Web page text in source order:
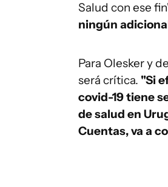
Salud con ese
ningún
Para Olesker y
será crítica. "Si
covid-19 tiene
de salud en
Cuentas, va a